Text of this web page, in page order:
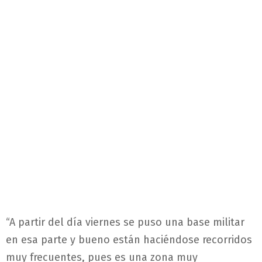
“A partir del día viernes se puso una base militar
en esa parte y bueno están haciéndose recorridos
muy frecuentes, pues es una zona muy